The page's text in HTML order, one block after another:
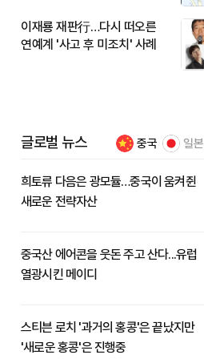
이재룡 재판行…다시 떠오른
연예계 '사고 후 미조치' 사례
글로벌 뉴스 중국 일본
희토류 다음은 광모듈…중국이 움켜쥔
새로운 전략자산
중국산 에어콘을 웃돈 주고 산다...유럽
열광시킨 메이디
스티븐 로치 '과거의 홍콩'은 끝났지만
'새로운 홍콩'은 진행중